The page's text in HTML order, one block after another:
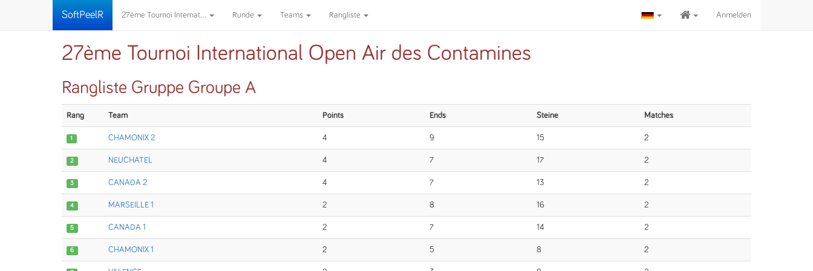
SoftPeelR 27ème Tournoi Internat... Runde Teams Rangliste Anmelden
27ème Tournoi International Open Air des Contamines
Rangliste Gruppe Groupe A
Rang Team Points Ends Steine Matches
1 CHAMONIX 2 4 9 15 2
2 NEUCHATEL 4 7 17 2
3 CANADA 2 4 7 13 2
4 MARSEILLE 1 2 8 16 2
5 CANADA 1 2 7 14 2
6 CHAMONIX 1 2 5 8 2